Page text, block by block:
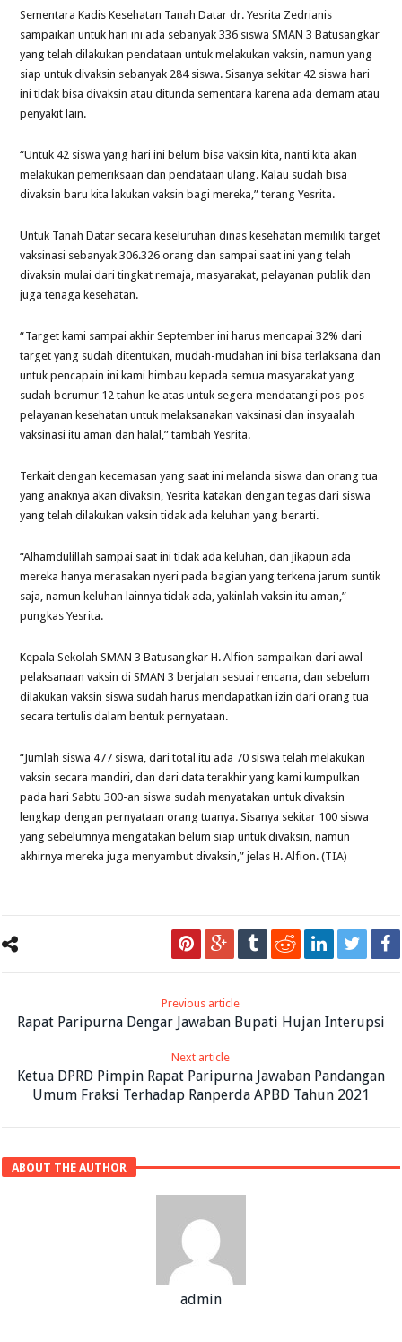
Sementara Kadis Kesehatan Tanah Datar dr.Yesrita Zedrianis
sampaikan untuk hari ini ada sebanyak 336 siswa SMAN 3 Batusangkar
yang telah dilakukan pendataan untuk melakukan vaksin, namun yang
siap untuk divaksin sebanyak 284 siswa.Sisanya sekitar 42 siswa hari
ini tidak bisa divaksin atau ditunda sementara karena ada demam atau
penyakit lain.
“Untuk 42 siswa yang hari ini belum bisa vaksin kita, nanti kita akan
melakukan pemeriksaan dan pendataan ulang.Kalau sudah bisa
divaksin baru kita lakukan vaksin bagi mereka,” terang Yesrita.
Untuk Tanah Datar secara keseluruhan dinas kesehatan memiliki target
vaksinasi sebanyak 306.326 orang dan sampai saat ini yang telah
divaksin mulai dari tingkat remaja, masyarakat, pelayanan publik dan
juga tenaga kesehatan.
“Target kami sampai akhir September ini harus mencapai 32% dari
target yang sudah ditentukan, mudah-mudahan ini bisa terlaksana dan
untuk pencapain ini kami himbau kepada semua masyarakat yang
sudah berumur 12 tahun ke atas untuk segera mendatangi pos-pos
pelayanan kesehatan untuk melaksanakan vaksinasi dan insyaalah
vaksinasi itu aman dan halal,” tambah Yesrita.
Terkait dengan kecemasan yang saat ini melanda siswa dan orang tua
yang anaknya akan divaksin, Yesrita katakan dengan tegas dari siswa
yang telah dilakukan vaksin tidak ada keluhan yang berarti.
“Alhamdulillah sampai saat ini tidak ada keluhan, dan jikapun ada
mereka hanya merasakan nyeri pada bagian yang terkena jarum suntik
saja, namun keluhan lainnya tidak ada, yakinlah vaksin itu aman,”
pungkas Yesrita.
Kepala Sekolah SMAN 3 Batusangkar H. Alfion sampaikan dari awal
pelaksanaan vaksin di SMAN 3 berjalan sesuai rencana, dan sebelum
dilakukan vaksin siswa sudah harus mendapatkan izin dari orang tua
secara tertulis dalam bentuk pernyataan.
“Jumlah siswa 477 siswa, dari total itu ada 70 siswa telah melakukan
vaksin secara mandiri, dan dari data terakhir yang kami kumpulkan
pada hari Sabtu 300-an siswa sudah menyatakan untuk divaksin
lengkap dengan pernyataan orang tuanya.Sisanya sekitar 100 siswa
yang sebelumnya mengatakan belum siap untuk divaksin, namun
akhirnya mereka juga menyambut divaksin,” jelas H. Alfion.(TIA)
Previous article
Rapat Paripurna Dengar Jawaban Bupati Hujan Interupsi
Next article
Ketua DPRD Pimpin Rapat Paripurna Jawaban Pandangan
Umum Fraksi Terhadap Ranperda APBD Tahun 2021
ABOUT THE AUTHOR
admin